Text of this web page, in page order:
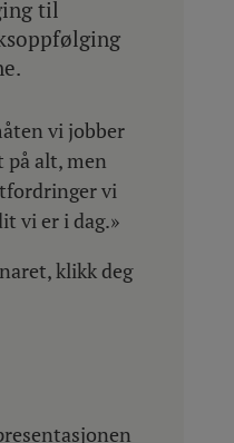
til
vi jobber
på alt, men
vi
vi er i dag.»
klikk deg